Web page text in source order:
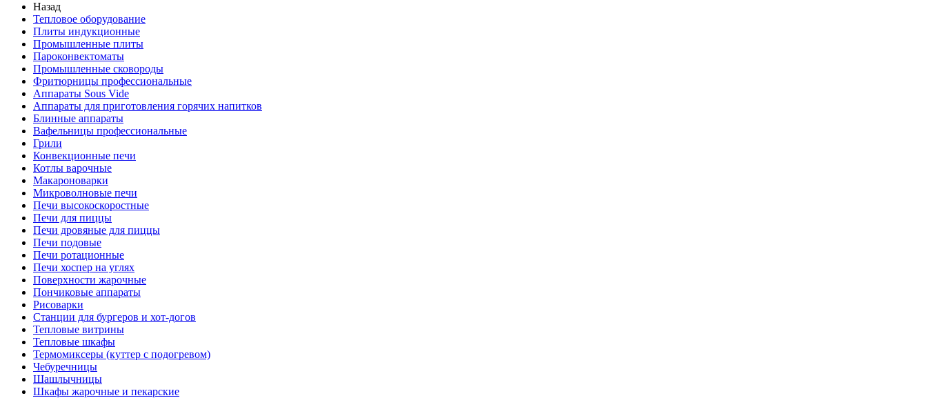
Назад
Тепловое оборудование
Плиты индукционные
Промышленные плиты
Пароконвектоматы
Промышленные сковороды
Фритюрницы профессиональные
Аппараты Sous Vide
Аппараты для приготовления горячих напитков
Блинные аппараты
Вафельницы профессиональные
Грили
Конвекционные печи
Котлы варочные
Макароноварки
Микроволновые печи
Печи высокоскоростные
Печи для пиццы
Печи дровяные для пиццы
Печи подовые
Печи ротационные
Печи хоспер на углях
Поверхности жарочные
Пончиковые аппараты
Рисоварки
Станции для бургеров и хот-догов
Тепловые витрины
Тепловые шкафы
Термомиксеры (куттер с подогревом)
Чебуречницы
Шашлычницы
Шкафы жарочные и пекарские